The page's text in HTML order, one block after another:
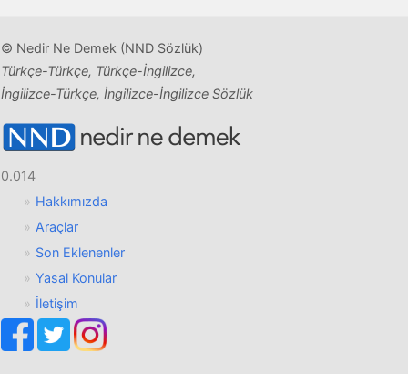
© Nedir Ne Demek (NND Sözlük)
Türkçe-Türkçe, Türkçe-İngilizce,
İngilizce-Türkçe, İngilizce-İngilizce Sözlük
0.014
Hakkımızda
Araçlar
Son Eklenenler
Yasal Konular
İletişim